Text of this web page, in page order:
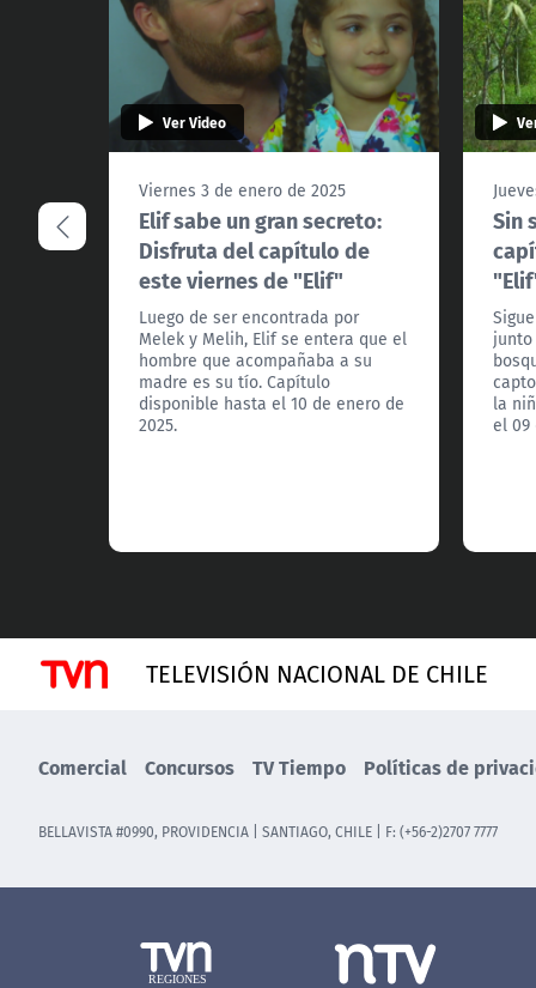
Ver Video
Viernes 3 de enero de 2025
Elif sabe un gran secreto:
Disfruta del capítulo de
este viernes de "Elif"
Luego de ser encontrada por
Melek y Melih, Elif se entera que el
hombre que acompañaba a su
madre es su tío. Capítulo
disponible hasta el 10 de enero de
2025.
Sin
junto
la
el 09
TELEVISIÓN NACIONAL DE CHILE
Comercial Concursos TV Tiempo Políticas de
BELLAVISTA #0990, PROVIDENCIA | SANTIAGO, CHILE | F: (+56-2)2707 7777